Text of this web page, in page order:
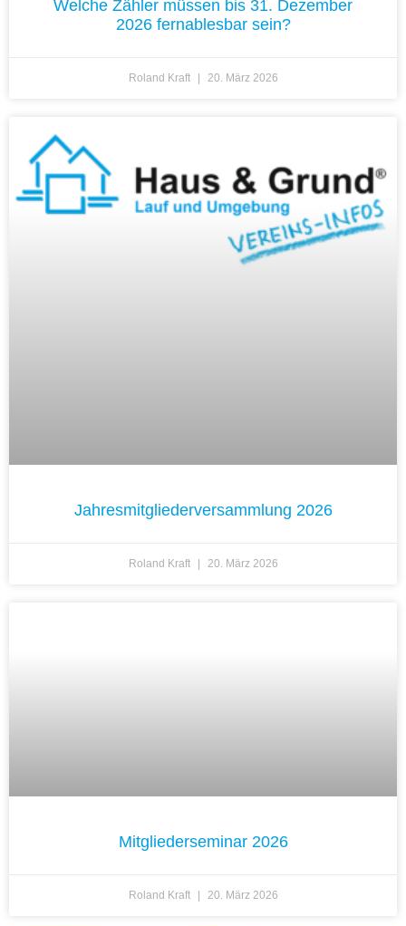
Welche Zähler müssen bis 31. Dezember
2026 fernablesbar sein?
Roland Kraft 20. März 2026
Jahresmitgliederversammlung 2026
Roland Kraft 20. März 2026
Mitgliederseminar 2026
Roland Kraft 20. März 2026